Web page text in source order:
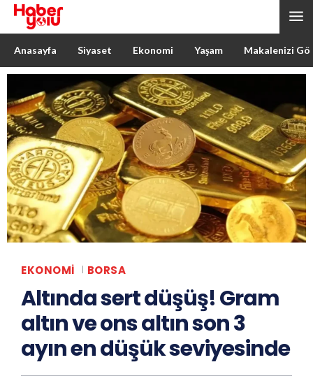
Anasayfa Siyaset Ekonomi Yaşam Makalenizi
EKONOMI BORSA
Altında sert düşüş! Gram
altın ve ons altın son 3
ayın en düşük seviyesinde